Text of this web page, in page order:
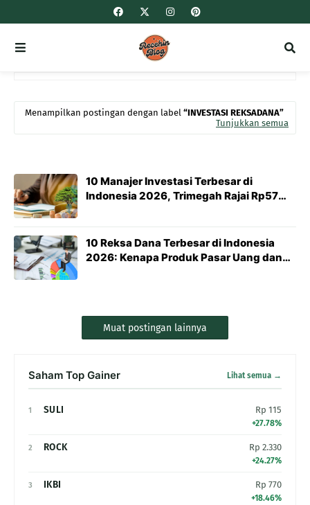
Menampilkan postingan dengan label INVESTASI REKSADANA
Tunjukkan semua
10 Manajer Investasi Terbesar di
Indonesia 2026, Trimegah Rajai Rp57
10 Reksa Dana Terbesar di Indonesia
2026: Kenapa Produk Pasar Uang dan
Muat postingan lainnya
Saham Top Gainer Lihat semua →
1 SULI Rp 115
+27.78%
2 ROCK Rp 2.330
+24.27%
3 IKBI Rp 770
+18.46%